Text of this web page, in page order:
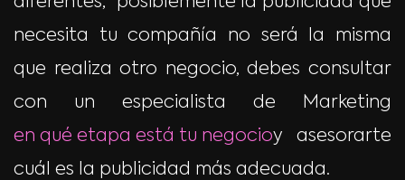
necesita tu compañía no será la misma
que realiza otro negocio, debes consultar
con un especialista de Marketing
en qué etapa está tu negocioy asesorarte
cuál es la publicidad más adecuada.